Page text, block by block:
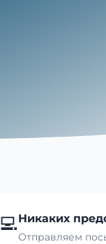
Никаких
Отправляем